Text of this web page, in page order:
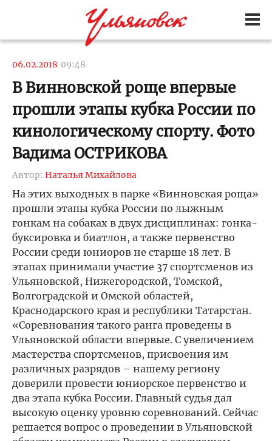
06.02.2018 09:48
В Винновской роще впервые
прошли этапы кубка России по
кинологическому спорту. Фото
Вадима ОСТРИКОВА
Автор: Наталья Михайлова
На этих выходных в парке «Винновская роща»
прошли этапы кубка России по лыжным
гонкам на собаках в двух дисциплинах: гонка-
буксировка и биатлон, а также первенство
России среди юниоров не старше 18 лет. В
этапах принимали участие 37 спортсменов из
Ульяновской, Нижегородской, Томской,
Волгоградской и Омской областей,
Краснодарского края и республики Татарстан.
«Соревнования такого ранга проведены в
Ульяновской области впервые. С увеличением
мастерства спортсменов, присвоения им
различных разрядов – нашему региону
доверили провести юниорское первенство и
два этапа кубка России. Главный судья дал
высокую оценку уровню соревнований. Сейчас
решается вопрос о проведении в Ульяновской